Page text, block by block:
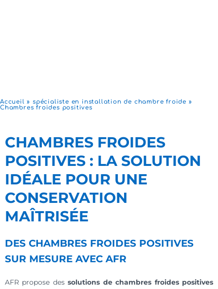
Accueil »spécialiste en installation de chambre froide »
Chambres froides positives
​​CHAMBRES FROIDES
POSITIVES : LA SOLUTION
IDÉALE POUR UNE
CONSERVATION
MAÎTRISÉE
DES CHAMBRES FROIDES POSITIVES
SUR MESURE AVEC AFR
AFR propose dessolutions de chambres froides positives